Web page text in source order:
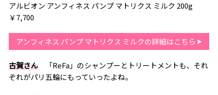
アルビオン アンフィネス パンプ マトリクス ミルク 200g
￥7,700
アンフィネス パンプ マトリクス ミルクの詳細はこちら
古賀さん「ReFa」のシャンプーとトリートメントも、それ
ぞれがパリ五輪にもっていったよね。